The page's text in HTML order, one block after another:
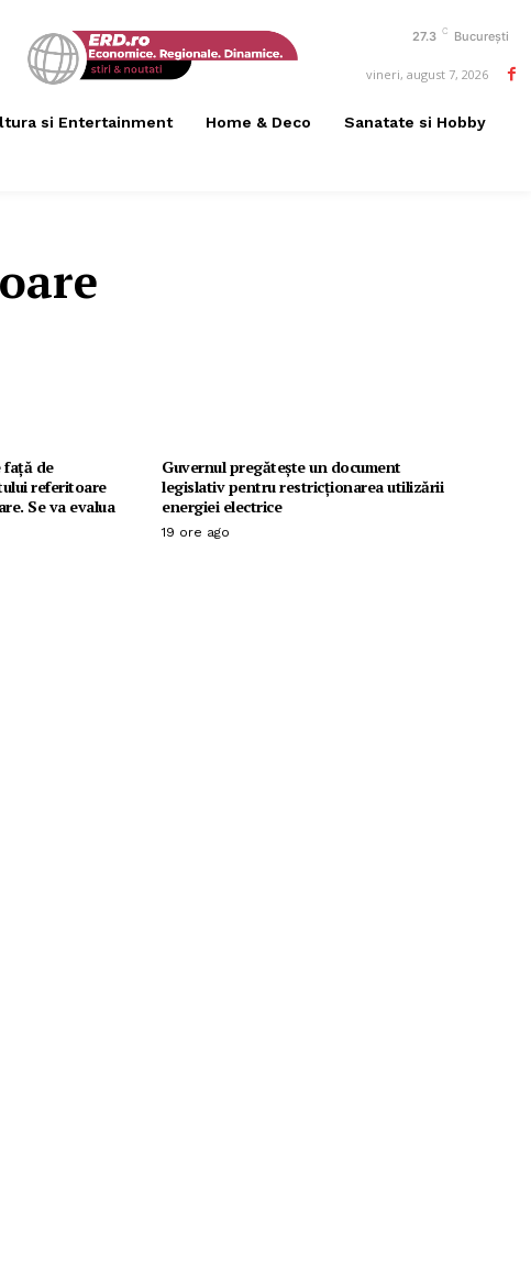
27.3 C București
vineri, august 7, 2026
si Entertainment Home & Deco Sanatate si Hobby
față de
referitoare
Se va evalua
Guvernul pregătește un document
legislativ pentru restricționarea utilizării
energiei electrice
19 ore ago